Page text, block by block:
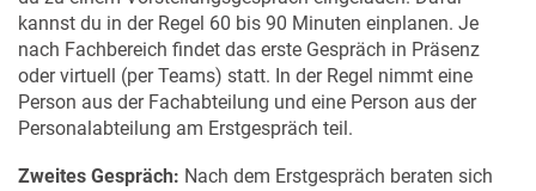
kannst du in der Regel 60 bis 90 Minuten einplanen. Je
nach Fachbereich findet das erste Gespräch in Präsenz
oder virtuell (per Teams) statt. In der Regel nimmt eine
Person aus der Fachabteilung und eine Person aus der
Personalabteilung am Erstgespräch teil.
Zweites Gespräch: Nach dem Erstgespräch beraten sich